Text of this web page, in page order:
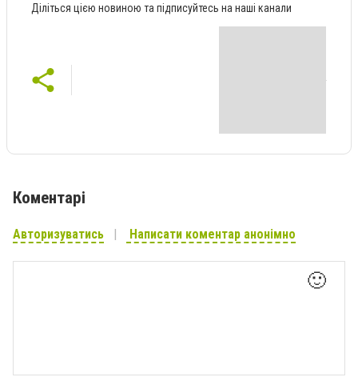
Діліться цією новиною та підписуйтесь на наші канали
Коментарі
Авторизуватись Написати коментар анонімно
🙂